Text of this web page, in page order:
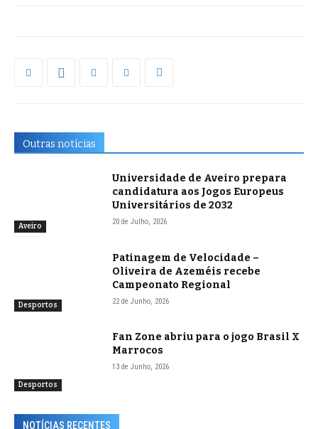
Outras notícias
Aveiro
Universidade de Aveiro prepara
candidatura aos Jogos Europeus
Universitários de 2032
20 de Julho, 2026
Desportos
Patinagem de Velocidade –
Oliveira de Azeméis recebe
Campeonato Regional
22 de Junho, 2026
Desportos
Fan Zone abriu para o jogo Brasil X
Marrocos
13 de Junho, 2026
NOTÍCIAS RECENTES